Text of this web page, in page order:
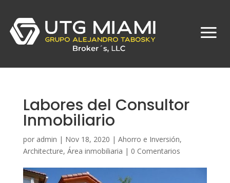
Labores del Consultor
Inmobiliario
por admin | Nov 18, 2020 | Ahorro e Inversión,
Architecture, Área inmobiliaria | 0 Comentarios